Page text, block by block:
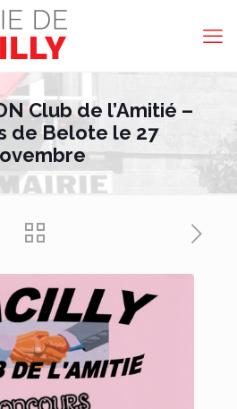
Club de l’Amitié –
de Belote le 27